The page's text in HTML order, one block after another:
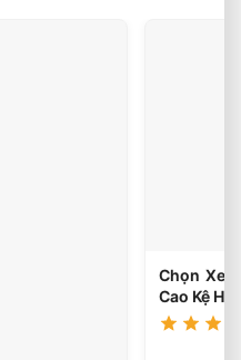
Chọn Xe
Cao Kệ